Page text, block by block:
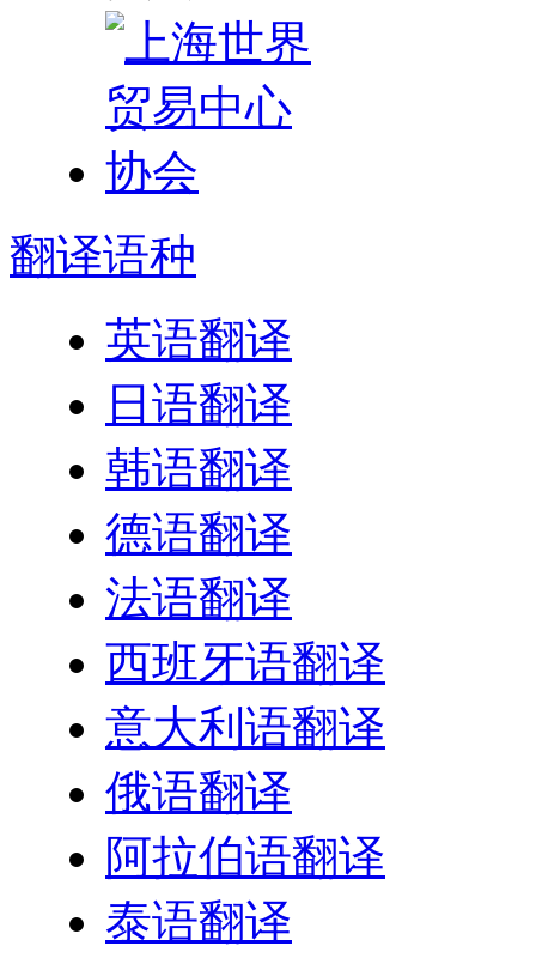
翻译语种
英语翻译
日语翻译
韩语翻译
德语翻译
法语翻译
西班牙语翻译
意大利语翻译
俄语翻译
阿拉伯语翻译
泰语翻译